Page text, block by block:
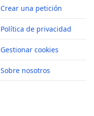
Crear una petición
Política de privacidad
Gestionar cookies
Sobre nosotros